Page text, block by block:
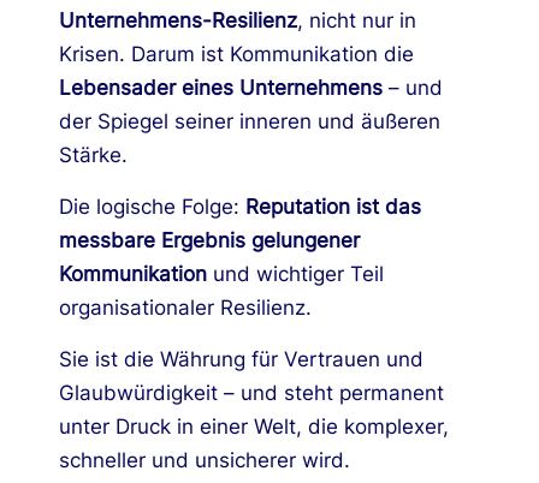
Unternehmens-Resilienz, nicht nur in
Krisen. Darum ist Kommunikation die
Lebensader eines Unternehmens – und
der Spiegel seiner inneren und äußeren
Stärke.
Die logische Folge: Reputation ist das
messbare Ergebnis gelungener
Kommunikation und wichtiger Teil
organisationaler Resilienz.
Sie ist die Währung für Vertrauen und
Glaubwürdigkeit – und steht permanent
unter Druck in einer Welt, die komplexer,
schneller und unsicherer wird.